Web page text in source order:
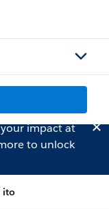
impact at
to unlock
ito